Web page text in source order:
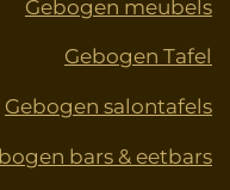
Gebogen meubels
Gebogen Tafel
Gebogen salontafels
bars & eetbars